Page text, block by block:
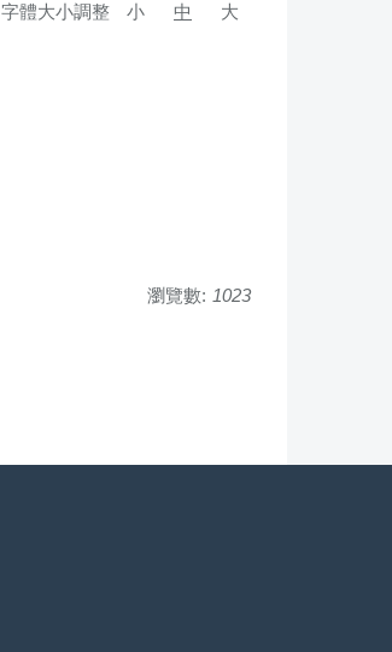
字體大小調整 小 中 大
瀏覽數: 1023